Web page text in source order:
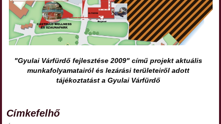
"Gyulai Várfürdő fejlesztése 2009" című projekt aktuális
munkafolyamatairól és lezárási területeiről adott
tájékoztatást a Gyulai Várfürdő
Címkefelhő